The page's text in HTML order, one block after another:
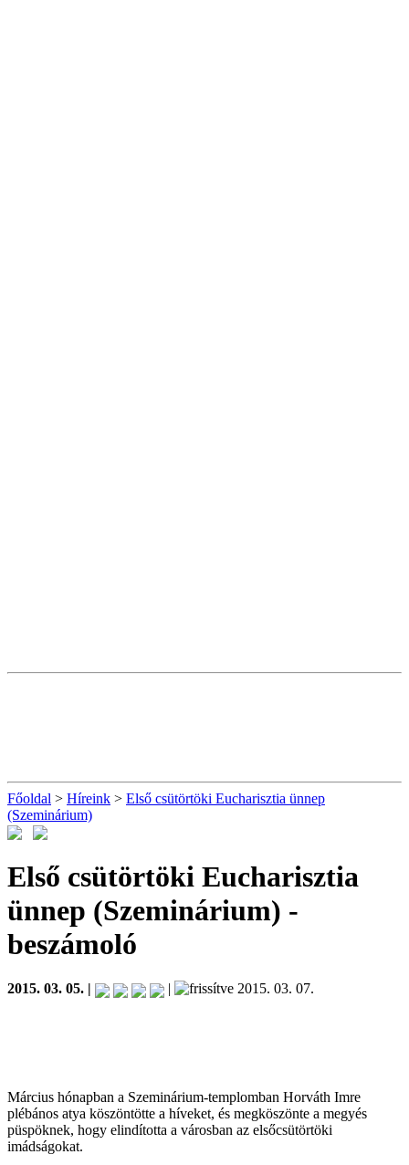
Főoldal > Híreink > Első csütörtöki Eucharisztia ünnep
(Szeminárium)
Első csütörtöki Eucharisztia
ünnep (Szeminárium) -
beszámoló
2015. 03. 05. | | 2015. 03. 07.
Március hónapban a Szeminárium-templomban Horváth Imre
plébános atya köszöntötte a híveket, és megköszönte a megyés
püspöknek, hogy elindította a városban az elsőcsütörtöki
imádságokat.